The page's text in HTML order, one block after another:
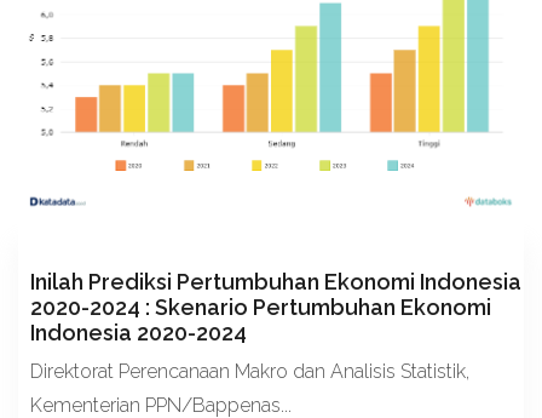
Inilah Prediksi Pertumbuhan Ekonomi Indonesia
2020-2024 : Skenario Pertumbuhan Ekonomi
Indonesia 2020-2024
Direktorat Perencanaan Makro dan Analisis Statistik,
Kementerian PPN/Bappenas...